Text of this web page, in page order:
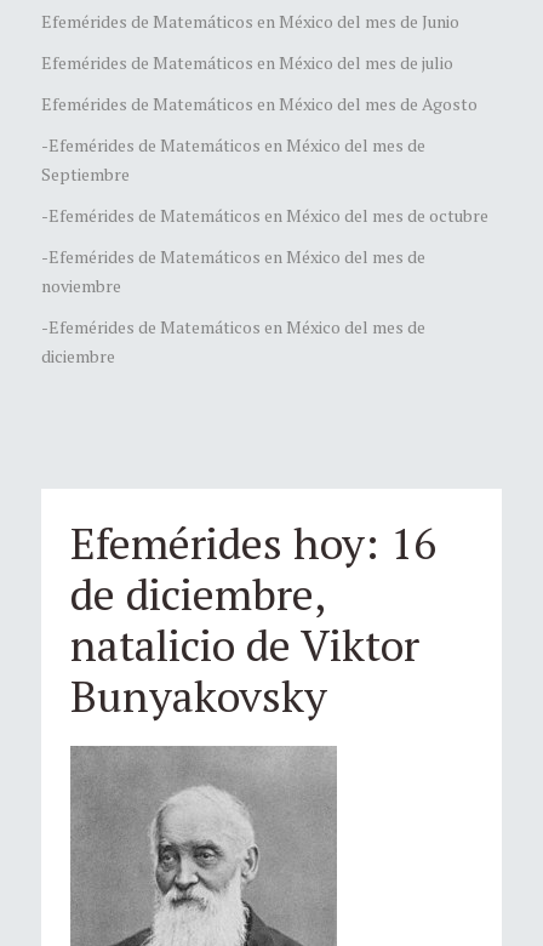
Efemérides de Matemáticos en México del mes de Junio
Efemérides de Matemáticos en México del mes de julio
Efemérides de Matemáticos en México del mes de Agosto
-Efemérides de Matemáticos en México del mes de
Septiembre
-Efemérides de Matemáticos en México del mes de octubre
-Efemérides de Matemáticos en México del mes de
noviembre
-Efemérides de Matemáticos en México del mes de
diciembre
Efemérides hoy: 16
de diciembre,
natalicio de Viktor
Bunyakovsky